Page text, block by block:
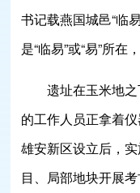
书记载燕国城邑“临
是“临易”或“易”所在
遗址在玉米地之
的工作人员正拿着
雄安新区设立后，
目、局部地块开展